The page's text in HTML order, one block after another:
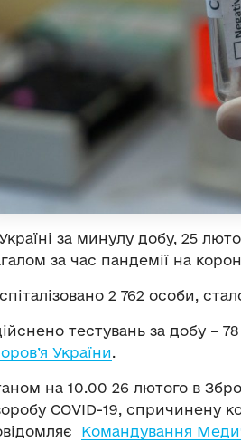
за минулу добу, 25
за час пандемії на
2 762 особи,
тестувань за добу –
України.
на 10.00 26 лютого в
COVID-19, спричинену
Командування